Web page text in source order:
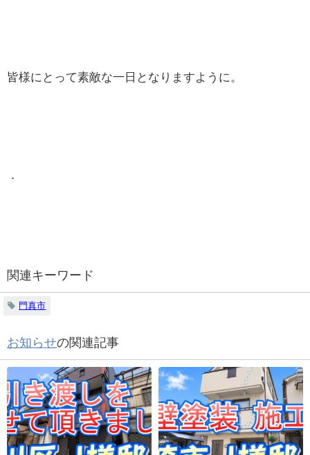
皆様にとって素敵な一日となりますように。
関連キーワード
門真市
お知らせの関連記事